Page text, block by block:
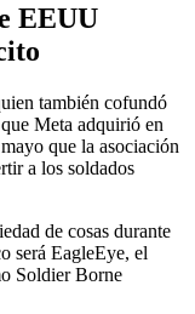
EEUU
también cofundó
Meta adquirió en
que la asociación
a los soldados
de cosas durante
será EagleEye, el
Soldier Borne